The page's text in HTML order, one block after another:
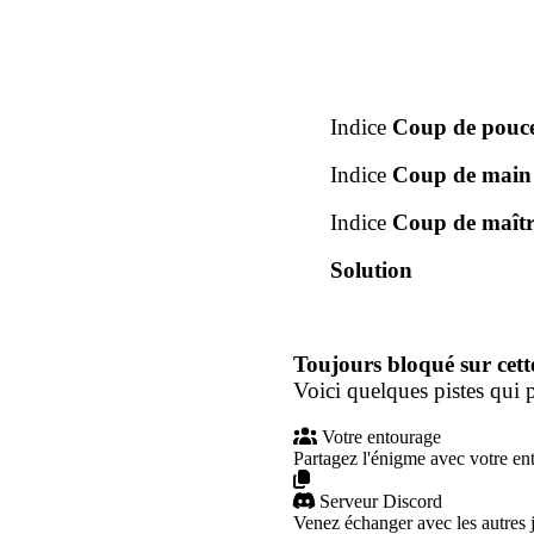
Indice Coup de
Indice Coup de main
Indice Coup de
Solution
Toujours bloqué sur
Voici quelques pistes qui
Votre entourage
Partagez l'énigme avec votre
Serveur Discord
Venez échanger avec les